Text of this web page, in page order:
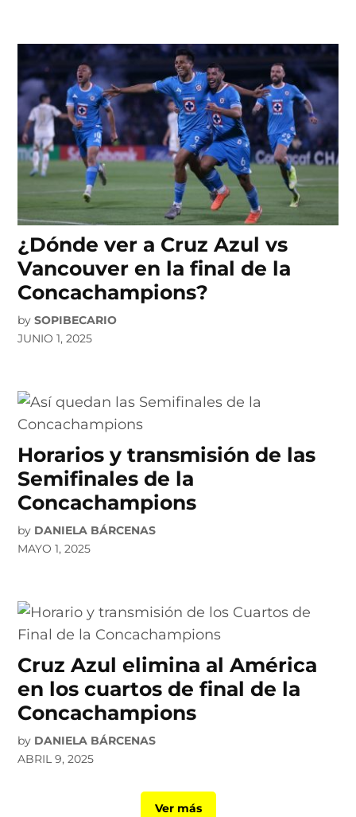
¿Dónde ver a Cruz Azul vs
Vancouver en la final de la
Concachampions?
by SOPIBECARIO
JUNIO 1, 2025
Horarios y transmisión de las
Semifinales de la
Concachampions
by DANIELA BÁRCENAS
MAYO 1, 2025
Cruz Azul elimina al América
en los cuartos de final de la
Concachampions
by DANIELA BÁRCENAS
ABRIL 9, 2025
Ver más